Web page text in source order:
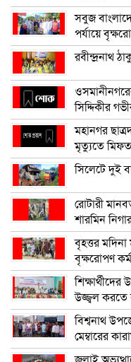
সবুজ
পর্যায়ে
রবীন্দ্রনাথ
সিদ্দিকীর
মহানগর
মৃত্যুতে
সিলেটে দুই
রোটারী
শারমিন
বৃহত্তর
বৃক্ষরোপণ
উজ্জ্বল করতে
বিশ্বনাথ
মেম্বারের